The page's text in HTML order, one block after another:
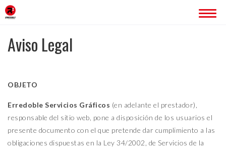
IMAGEN CORPORATIVA
Aviso Legal
OBJETO
Erredoble Servicios Gráficos (en adelante el prestador),
responsable del sitio web, pone a disposición de los usuarios el
presente documento con el que pretende dar cumplimiento a las
obligaciones dispuestas en la Ley 34/2002, de Servicios de la